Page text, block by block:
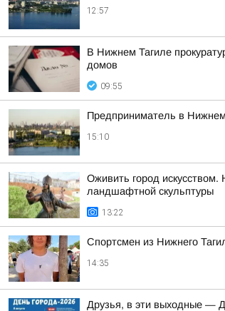
12:57
В Нижнем Тагиле
домов
09:55
Предприниматель в Нижнем
15:10
Оживить город искусством.
ландшафтной скульптуры
13:22
Спортсмен из Нижнего
14:35
Друзья, в эти выходные —